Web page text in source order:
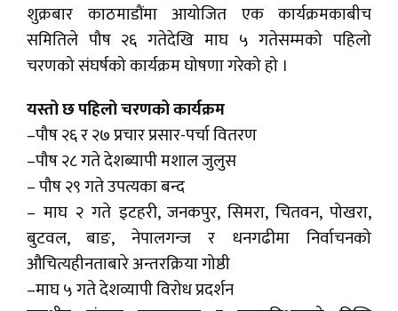
शुक्रबार काठमाडौंमा आयोजित एक कार्यक्रमकाबीच
समितिले पौष २६ गतेदेखि माघ ५ गतेसम्मको पहिलो
चरणको संघर्षको कार्यक्रम घोषणा गरेको हो ।
यस्तो छ पहिलो चरणको कार्यक्रम
–पौष २६ र २७ प्रचार प्रसार-पर्चा वितरण
–पौष २८ गते देशब्यापी मशाल जुलुस
– पौष २९ गते उपत्यका बन्द
– माघ २ गते इटहरी, जनकपुर, सिमरा, चितवन, पोखरा,
बुटवल, बाङ, नेपालगन्ज र धनगढीमा निर्वाचनको
औचित्यहीनताबारे अन्तरक्रिया गोष्ठी
–माघ ५ गते देशव्यापी विरोध प्रदर्शन